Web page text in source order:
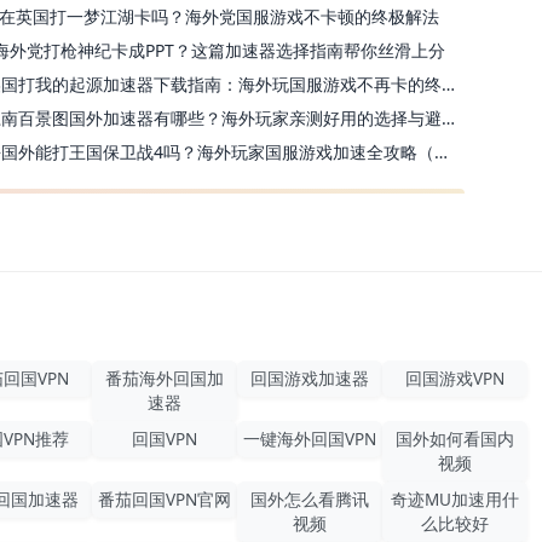
在英国打一梦江湖卡吗？海外党国服游戏不卡顿的终极解法
外党打枪神纪卡成PPT？这篇加速器选择指南帮你丝滑上分
美国打我的起源加速器下载指南：海外玩国服游戏不再卡的终极方案
江南百景图国外加速器有哪些？海外玩家亲测好用的选择与避坑指南
去国外能打王国保卫战4吗？海外玩家国服游戏加速全攻略（附公主连结幻想江湖实测）
国VPN
番茄海外回国加
速器
回国游戏加速器 回国游戏VPN
推荐 回国VPN 一键海外回国VPN
国外如何看国内
视频
国加速器
番茄回国VPN官网
国外怎么看腾讯
视频
奇迹MU加速用什
么比较好